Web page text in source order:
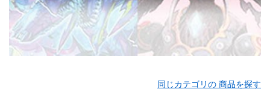
同じカテゴリの 商品を探す